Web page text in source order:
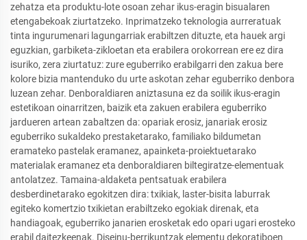
zehatza eta produktu-lote osoan zehar ikus-eragin bisualaren
etengabekoak ziurtatzeko. Inprimatzeko teknologia aurreratuak
tinta ingurumenari lagungarriak erabiltzen dituzte, eta hauek argi
eguzkian, garbiketa-zikloetan eta erabilera orokorrean ere ez dira
isuriko, zera ziurtatuz: zure eguberriko erabilgarri den zakua bere
kolore bizia mantenduko du urte askotan zehar eguberriko denbora
luzean zehar. Denboraldiaren aniztasuna ez da soilik ikus-eragin
estetikoan oinarritzen, baizik eta zakuen erabilera eguberriko
jardueren artean zabaltzen da: opariak erosiz, janariak erosiz
eguberriko sukaldeko prestaketarako, familiako bildumetan
eramateko pastelak eramanez, apainketa-proiektuetarako
materialak eramanez eta denboraldiaren biltegiratze-elementuak
antolatzez. Tamaina-aldaketa pentsatuak erabilera
desberdinetarako egokitzen dira: txikiak, laster-bisita laburrak
egiteko komertzio txikietan erabiltzeko egokiak direnak, eta
handiagoak, eguberriko janarien erosketak edo opari ugari erosteko
erabil daitezkeenak. Diseinu-berrikuntzak elementu dekoratiboen